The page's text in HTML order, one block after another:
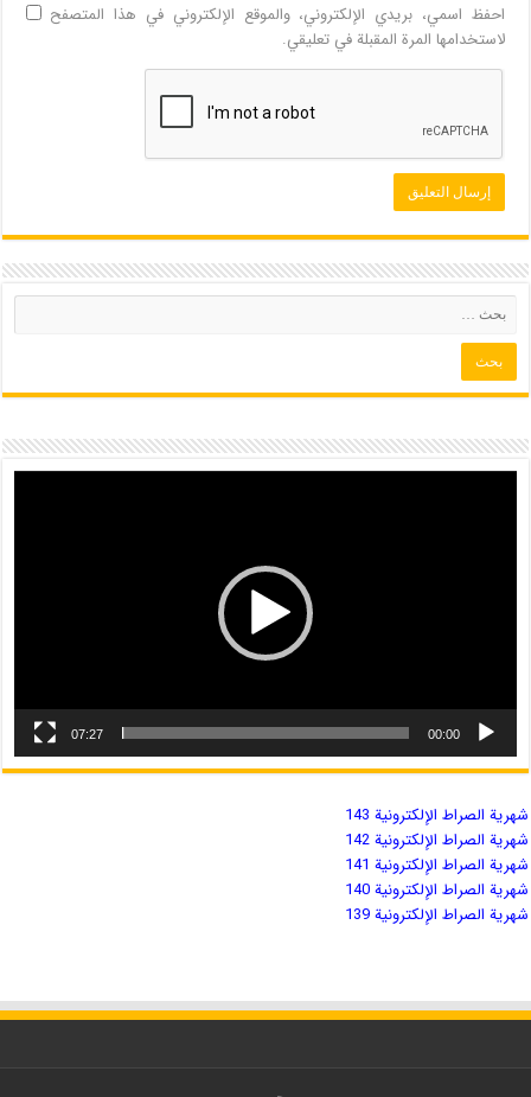
احفظ اسمي، بريدي الإلكتروني، والموقع الإلكتروني في هذا المتصفح
لاستخدامها المرة المقبلة في تعليقي.
00:00
07:27
شهریة الصراط الإلكترونية 143
شهریة الصراط الإلكترونية 142
شهریة الصراط الإلكترونية 141
شهریة الصراط الإلكترونية 140
شهریة الصراط الإلكترونية 139